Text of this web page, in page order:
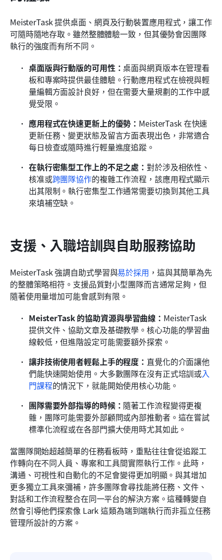
MeisterTask 提供桌面、網頁及行動裝置應用程式，讓工作
可隨時隨地存取。雖然整體體驗一致，但其優勢會因團隊
執行的強度而有所不同。
桌面版與行動版的可用性： 桌面與網頁版本在管理看
板和專案時提供最佳體驗。行動應用程式在檢視與輕
量編輯方面設計良好，但在需要大量規劃的工作中感
覺受限。
應用程式在快速更新上的優勢： MeisterTask 在快速
更新任務、變更狀態及留言方面表現出色，非常適合
每日檢查或隨時進行輕量進度追蹤。
在執行密集型工作上的不足之處：對於涉及相依性、
核准或跨團隊協作的複雜工作流程，該應用程式顯示
出其限制。執行密集型工作通常需要切換到其他工具
來填補空缺。
支援、入職培訓與自助服務協助
MeisterTask 強調自助式學習與易於採用 ，這與其簡單為先
的整體策略相符。支援品質對小型團隊而言通常足夠，但
隨著使用量增加可能會感到有限。
MeisterTask 的協助資源與學習曲線： MeisterTask
提供文件、協助文章及基礎教學。核心功能的學習曲
線較低，但進階設定可能需要額外探索。
讓非技術使用者輕鬆上手的程度： 直覺化的介面讓他
們能快速開始使用。大多數團隊在沒有正式培訓或入
門課程的情況下，就能開始使用核心功能。
團隊需要外部指導的時候： 隨著工作流程變得更複
雜，團隊可能需要外部顧問或內部推動者。這在嘗試
標準化流程或在各部門擴大使用時尤其如此。
當團隊開始超越簡單的任務看板時，重點往往會從追蹤工
作轉向在不同人員、專案和工具間實際執行工作。此時，
溝通、可視性和自動化的不足會變得更加明顯。與其增加
更多獨立工具來彌補，許多團隊會尋找能將任務、文件、
對話和工作流程整合在同一平台的解決方案。這種轉變自
然會引導他們探索像 Lark 這類為端到端執行而非孤立任務
管理所設計的方案。